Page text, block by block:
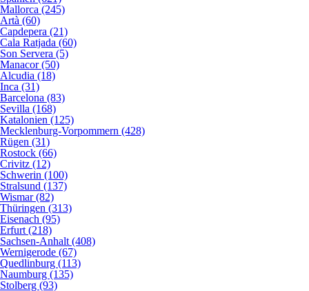
Mallorca (245)
Artà (60)
Capdepera (21)
Cala Ratjada (60)
Son Servera (5)
Manacor (50)
Alcudia (18)
Inca (31)
Barcelona (83)
Sevilla (168)
Katalonien (125)
Mecklenburg-Vorpommern (428)
Rügen (31)
Rostock (66)
Crivitz (12)
Schwerin (100)
Stralsund (137)
Wismar (82)
Thüringen (313)
Eisenach (95)
Erfurt (218)
Sachsen-Anhalt (408)
Wernigerode (67)
Quedlinburg (113)
Naumburg (135)
Stolberg (93)